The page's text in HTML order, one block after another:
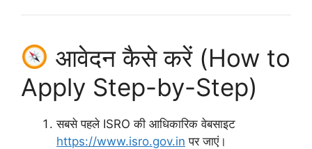
आवेदन कैसे करें (How to
Apply Step-by-Step)
सबसे पहले ISRO की आधिकारिक वेबसाइट
https://www.isro.gov.in पर जाएं।